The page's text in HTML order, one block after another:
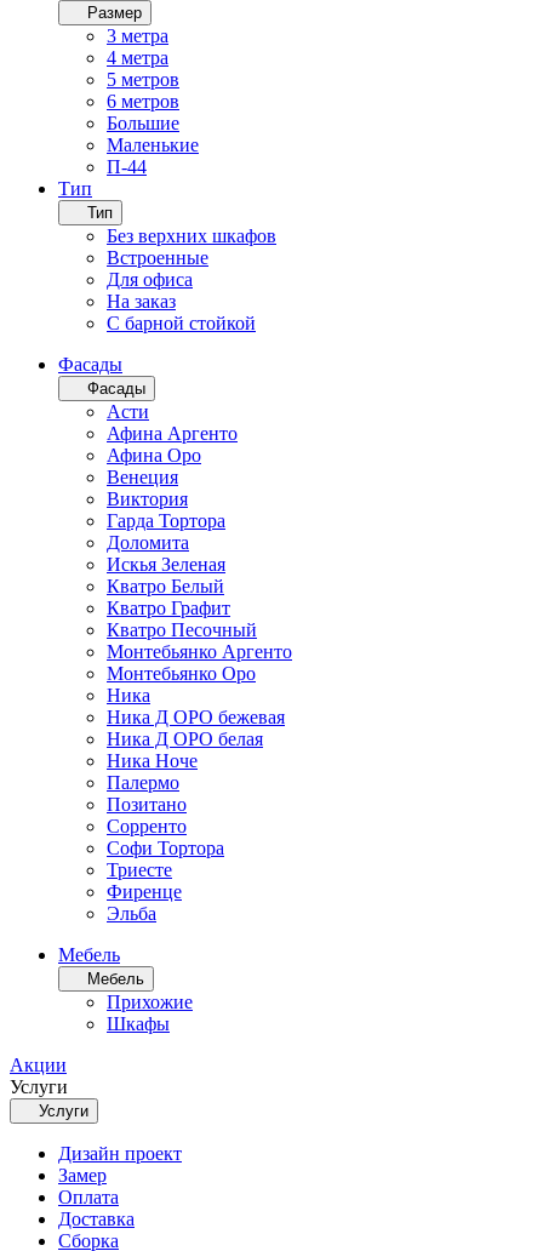
Размер
3 метра
4 метра
5 метров
6 метров
Большие
Маленькие
П-44
Тип
Тип
Без верхних шкафов
Встроенные
Для офиса
На заказ
С барной стойкой
Фасады
Фасады
Асти
Афина Аргенто
Афина Оро
Венеция
Виктория
Гарда Тортора
Доломита
Искья Зеленая
Кватро Белый
Кватро Графит
Кватро Песочный
Монтебьянко Аргенто
Монтебьянко Оро
Ника
Ника Д ОРО бежевая
Ника Д ОРО белая
Ника Ноче
Палермо
Позитано
Сорренто
Софи Тортора
Триесте
Фиренце
Эльба
Мебель
Мебель
Прихожие
Шкафы
Акции
Услуги
Услуги
Дизайн проект
Замер
Оплата
Доставка
Сборка